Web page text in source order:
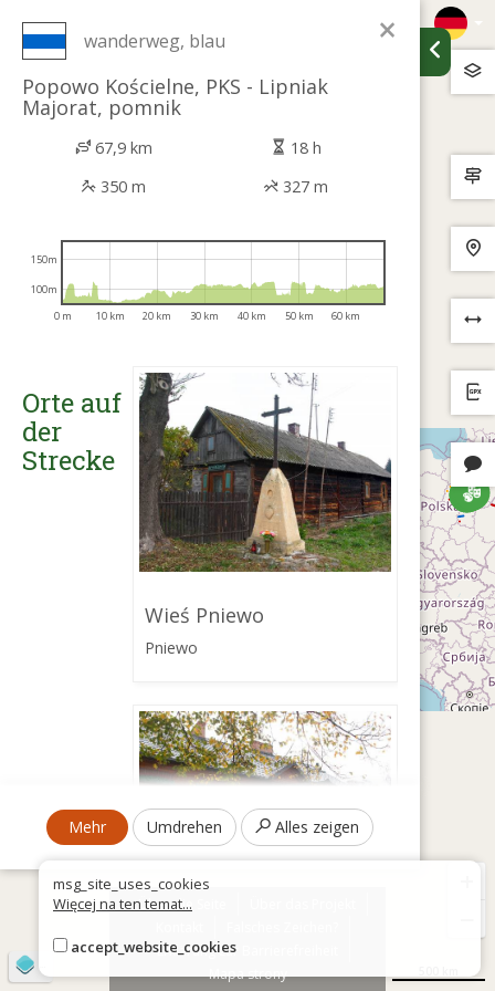
×
wanderweg, blau
Popowo Kościelne, PKS - Lipniak
Majorat, pomnik
67,9 km
18 h
350 m
327 m
0 m 10 km 20 km 30 km 40 km 50 km 60 km
100m
150m
Orte auf
der
Strecke
Wieś Pniewo
Pniewo
Kuźnia Kurpiowska
Mehr Umdrehen Alles zeigen
Über die Seite
Erklärung zur Barrierefreiheit
Mapa strony
msg_site_uses_cookies
Więcej na ten temat...
accept_website_cookies